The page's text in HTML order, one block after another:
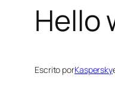
Hello
Escrito porKaspersky